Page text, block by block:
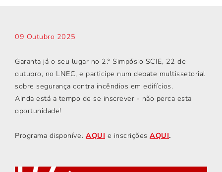
09 Outubro 2025
Garanta já o seu lugar no 2.º Simpósio SCIE, 22 de
outubro, no LNEC, e participe num debate multissetorial
sobre segurança contra incêndios em edifícios.
Ainda está a tempo de se inscrever - não perca esta
oportunidade!
Programa disponível AQUI e inscrições AQUI.